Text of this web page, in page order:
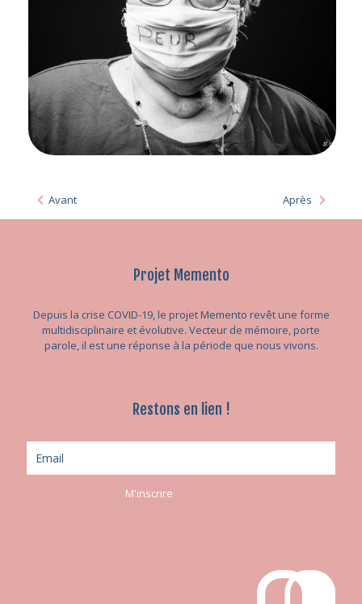
Avant Après
Projet Memento
Depuis la crise COVID-19, le projet Memento revêt une forme
multidisciplinaire et évolutive. Vecteur de mémoire, porte
parole, il est une réponse à la période que nous vivons.
Restons en lien !